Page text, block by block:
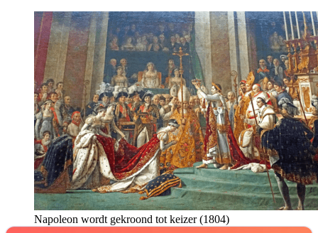
Napoleon wordt gekroond tot keizer (1804)